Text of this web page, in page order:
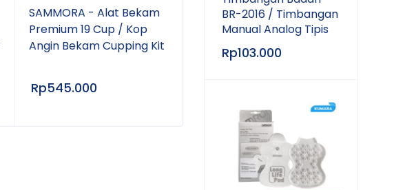
SAMMORA - Alat Bekam
Premium 19 Cup / Kop
Angin Bekam Cupping Kit
Rp545.000
SAMMORA - Alat Bekam
Premium 12 Cup / Kop
Angin Bekam Cupping Kit
BR-2016 / Timbangan
Manual Analog Tipis
Rp103.000